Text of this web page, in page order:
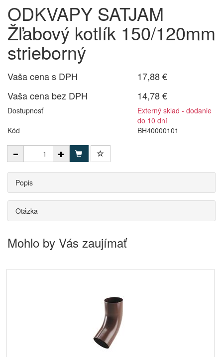
ODKVAPY SATJAM
Žľabový kotlík 150/120mm
strieborný
Vaša cena s DPH
17,88 €
Vaša cena bez DPH
14,78 €
Dostupnosť
Externý sklad - dodanie
do 10 dní
Kód
BH40000101
Popis
Otázka
Mohlo by Vás zaujímať